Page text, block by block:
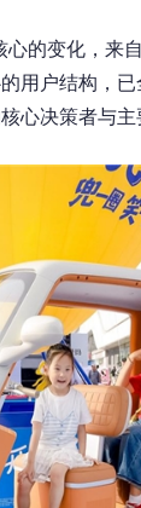
心的变化，来
用户结构，
心决策者与主